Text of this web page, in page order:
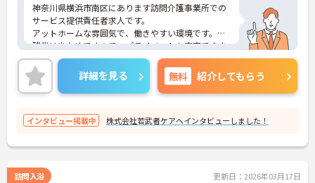
神奈川県横浜市南区にあります訪問介護事業所での
サービス提供責任者求人です。
アットホームな雰囲気で、働きやすい環境です。
残業は少なめですので、プライベートも充実できま
す。ご興味ある方には、面接のポイントなど、さら
に詳細をお話致しますのでお気軽にご相談くださ
い。
詳細を見る 無料 紹介してもらう
インタビュー掲載中 株式会社若武者ケアへインタビューしました！
訪問入浴 更新日：2026年03月17日